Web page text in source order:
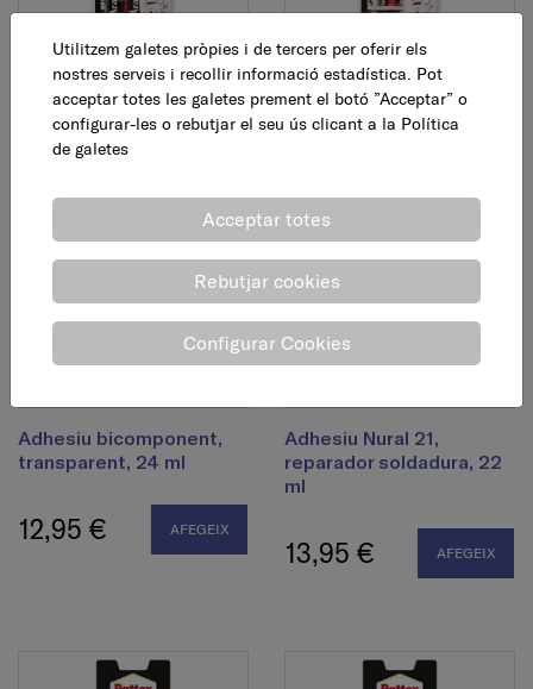
Adhesiu bicomponent
ràpid, 15 + 15 ml
12,30 €
Adhesiu bicomponent
ràpid, 5 + 5 ml
Adhesiu bicomponent,
transparent, 24 ml
12,95 € AFEGEIX
Adhesiu Nural 21,
reparador soldadura, 22
ml
13,95 € AFEGEIX
Utilitzem galetes pròpies i de tercers per oferir els
nostres serveis i recollir informació estadística. Pot
acceptar totes les galetes prement el botó ”Acceptar” o
configurar-les o rebutjar el seu ús clicant a la Política
de galetes
Acceptar totes
Rebutjar cookies
Configurar Cookies